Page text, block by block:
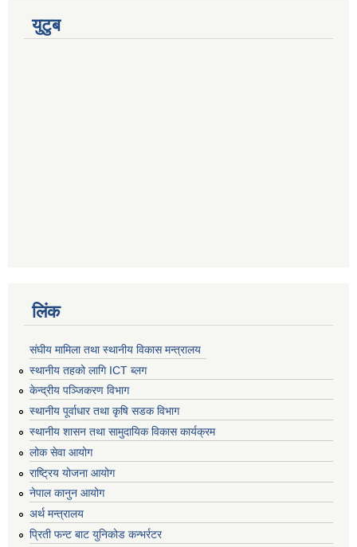
युटुब
लिंक
संघीय मामिला तथा स्थानीय विकास मन्त्रालय
स्थानीय तहको लागि ICT ब्लग
केन्द्रीय पञ्जिकरण विभाग
स्थानीय पूर्वाधार तथा कृषि सडक विभाग
स्थानीय शासन तथा सामुदायिक विकास कार्यक्रम
लोक सेवा आयोग
राष्ट्रिय योजना आयोग
नेपाल कानुन आयोग
अर्थ मन्त्रालय
प्रिती फन्ट बाट युनिकोड कन्भर्रटर